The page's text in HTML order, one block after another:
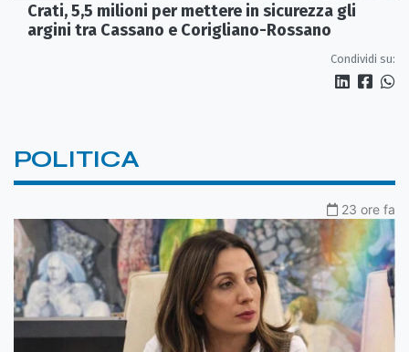
Crati, 5,5 milioni per mettere in sicurezza gli
argini tra Cassano e Corigliano-Rossano
Condividi su:
POLITICA
23 ore fa